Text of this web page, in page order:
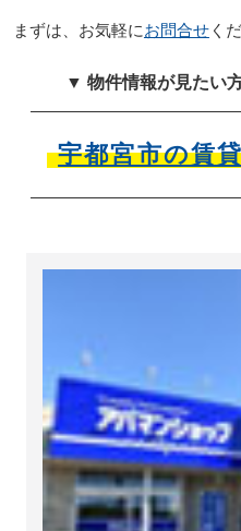
まずは、お気軽にお問合せく
▼ 物件情報が見たい
宇都宮市の賃